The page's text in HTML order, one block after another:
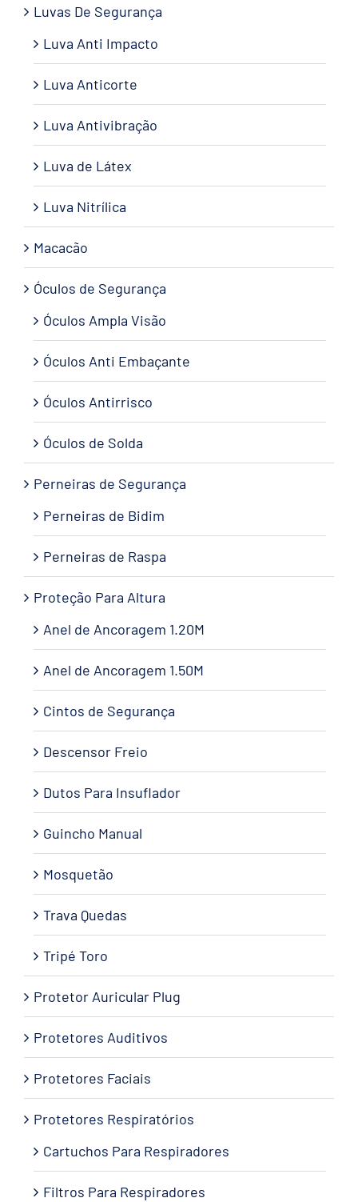
Luvas De Segurança
Luva Anti Impacto
Luva Anticorte
Luva Antivibração
Luva de Látex
Luva Nitrílica
Macacão
Óculos de Segurança
Óculos Ampla Visão
Óculos Anti Embaçante
Óculos Antirrisco
Óculos de Solda
Perneiras de Segurança
Perneiras de Bidim
Perneiras de Raspa
Proteção Para Altura
Anel de Ancoragem 1.20M
Anel de Ancoragem 1.50M
Cintos de Segurança
Descensor Freio
Dutos Para Insuflador
Guincho Manual
Mosquetão
Trava Quedas
Tripé Toro
Protetor Auricular Plug
Protetores Auditivos
Protetores Faciais
Protetores Respiratórios
Cartuchos Para Respiradores
Filtros Para Respiradores